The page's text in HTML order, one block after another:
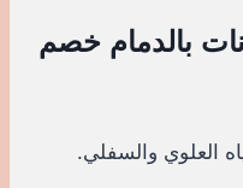
بالدمام خصم
العلوي والسفلي.